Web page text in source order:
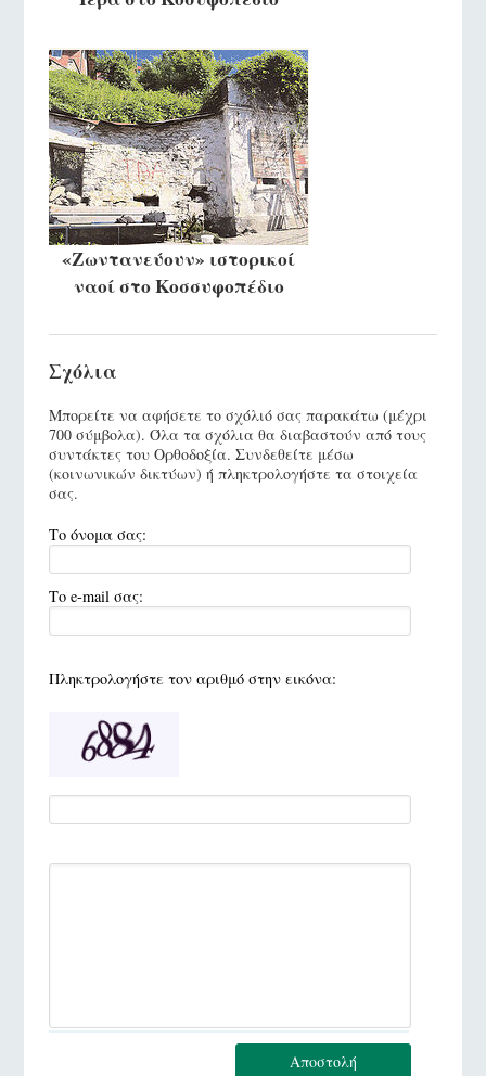
«Ζωντανεύουν» ιστορικοί
ναοί στο Κοσσυφοπέδιο
Σχόλια
Μπορείτε να αφήσετε το σχόλιό σας παρακάτω (μέχρι
700 σύμβολα). Όλα τα σχόλια θα διαβαστούν από τους
συντάκτες του Ορθοδοξία. Συνδεθείτε μέσω
(κοινωνικών δικτύων) ή πληκτρολογήστε τα στοιχεία
σας.
Το όνομα σας:
Το e-mail σας:
Πληκτρολογήστε τον αριθμό στην εικόνα:
Αποστολή